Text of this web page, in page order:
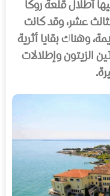
أطلال قلعة روكا
عشر، وقد كانت
وهناك بقايا أثرية
الزيتون وإطلالات